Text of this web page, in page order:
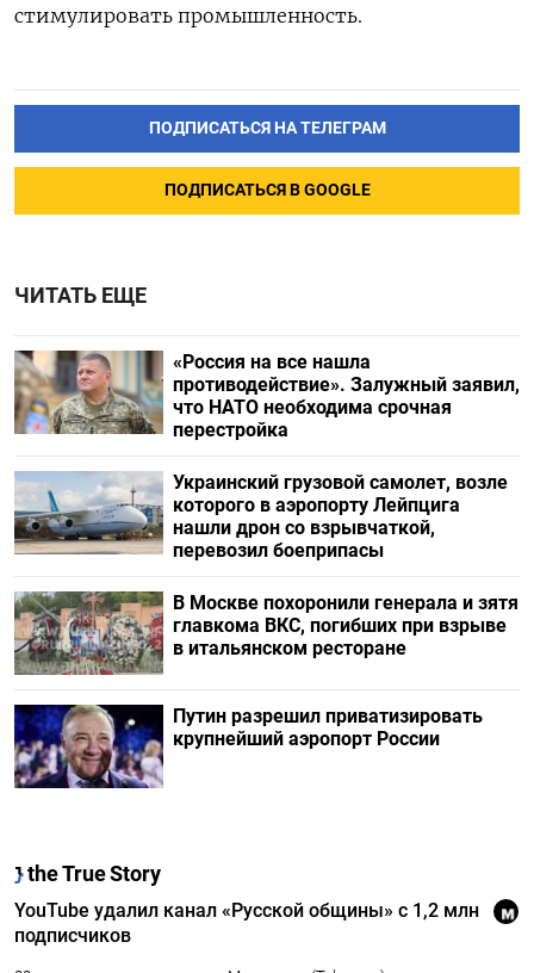
стимулировать промышленность.
ПОДПИСАТЬСЯ НА ТЕЛЕГРАМ
ПОДПИСАТЬСЯ В GOOGLE
ЧИТАТЬ ЕЩЕ
«Россия на все нашла
противодействие». Залужный заявил,
что НАТО необходима срочная
перестройка
Украинский грузовой самолет, возле
которого в аэропорту Лейпцига
нашли дрон со взрывчаткой,
перевозил боеприпасы
В Москве похоронили генерала и зятя
главкома ВКС, погибших при взрыве
в итальянском ресторане
Путин разрешил приватизировать
крупнейший аэропорт России